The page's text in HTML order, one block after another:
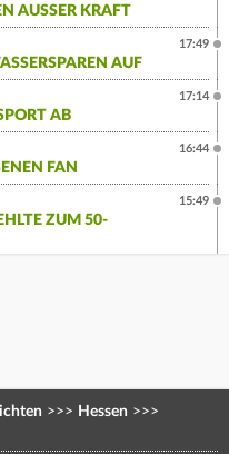
AUSSER KRAFT
AUF
17:49
AB
17:14
FAN
16:44
ZUM 50-
15:49
>>> Hessen >>>